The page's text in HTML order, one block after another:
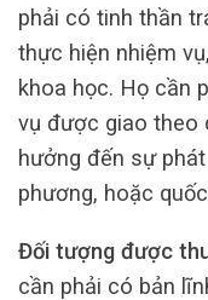
phải có tinh thần
thực hiện nhiệm
khoa học. Họ cần
vụ được giao theo
hưởng đến sự
phương, hoặc
Đối tượng được
cần phải có bản